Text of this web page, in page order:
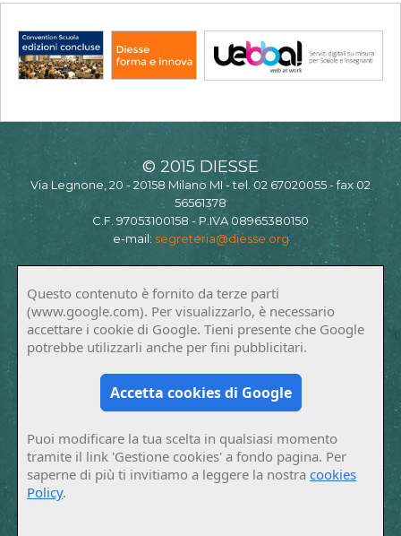
© 2015 DIESSE
Via Legnone, 20 - 20158 Milano MI - tel. 02 67020055 - fax 02
56561378
C.F. 97053100158 - P.IVA 08965380150
e-mail: segreteria@diesse.org
Questo contenuto è fornito da terze parti
(www.google.com). Per visualizzarlo, è necessario
accettare i cookie di Google. Tieni presente che Google
potrebbe utilizzarli anche per fini pubblicitari.
Accetta cookies di Google
Puoi modificare la tua scelta in qualsiasi momento
tramite il link 'Gestione cookies' a fondo pagina. Per
saperne di più ti invitiamo a leggere la nostracookies
Policy.